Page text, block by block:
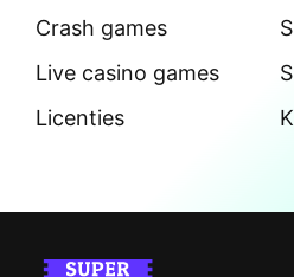
Crash games
Live casino games
Licenties